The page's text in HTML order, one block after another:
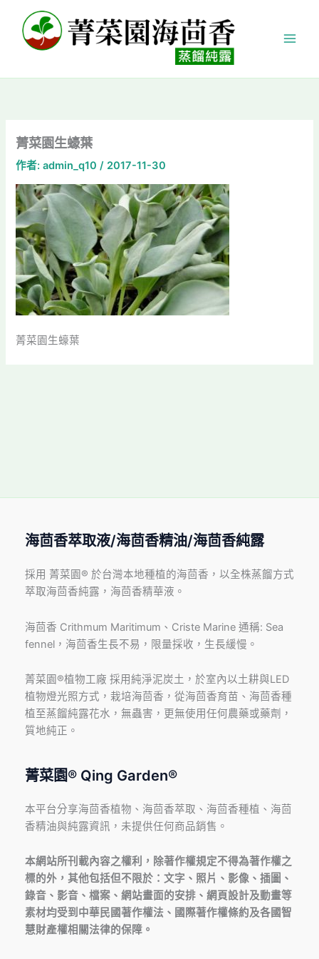
內
菁菜園生蠔葉
作者:admin_q10/ 2017-11-30
菁菜園生蠔葉
海茴香萃取液/海茴香精油/海茴香純露
採用 菁菜園® 於台灣本地種植的海茴香，以全株蒸餾方式
萃取海茴香純露，海茴香精華液。
海茴香 Crithmum Maritimum、Criste Marine 通稱: Sea
fennel，海茴香生長不易，限量採收，生長緩慢。
菁菜園®植物工廠 採用純淨泥炭土，於室內以土耕與LED
植物燈光照方式，栽培海茴香，從海茴香育苗、海茴香種
植至蒸餾純露花水，無蟲害，更無使用任何農藥或藥劑，
質地純正。
菁菜園® Qing Garden®
本平台分享海茴香植物、海茴香萃取、海茴香種植、海茴
香精油與純露資訊，未提供任何商品銷售。
本網站所刊載內容之權利，除著作權規定不得為著作權之
標的外，其他包括但不限於：文字、照片、影像、插圖、
錄音、影音、檔案、網站畫面的安排、網頁設計及動畫等
素材均受到中華民國著作權法、國際著作權條約及各國智
慧財產權相關法律的保障。